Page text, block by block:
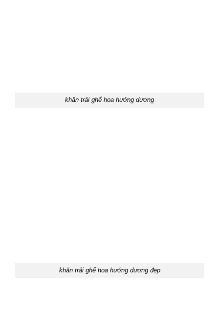
khăn trải ghế hoa hướng dương
khăn trải ghế hoa hướng dương đẹp